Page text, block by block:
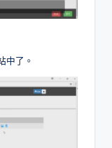
中了。